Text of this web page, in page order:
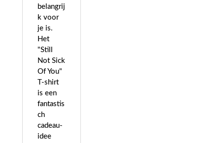
belangrij
k voor
je is.
Het
"Still
Not Sick
Of You"
T-shirt
is een
fantastis
ch
cadeau-
idee